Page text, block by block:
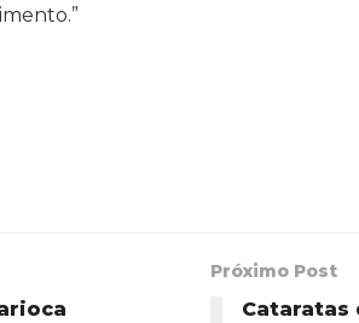
Próximo Post
Cataratas